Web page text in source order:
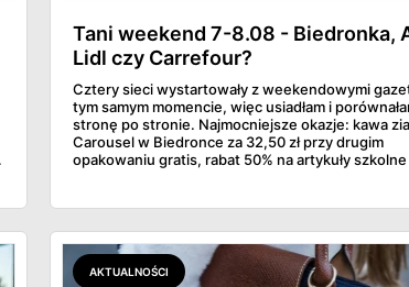
Tani weekend 7-8.08 - Biedronka,
Lidl czy Carrefour?
Cztery sieci wystartowały z weekendowymi
tym samym momencie, więc usiadłam i
stronę po stronie. Najmocniejsze okazje: kawa
Carousel w Biedronce za 32,50 zł przy drugim
opakowaniu gratis, rabat 50% na artykuły szkolne
odpowiada masłem za 2,99 zł. Werdykt w skrócie:
najwięcej wyciśniesz z Biedronki, po świeże
do Aldi.
AKTUALNOŚCI